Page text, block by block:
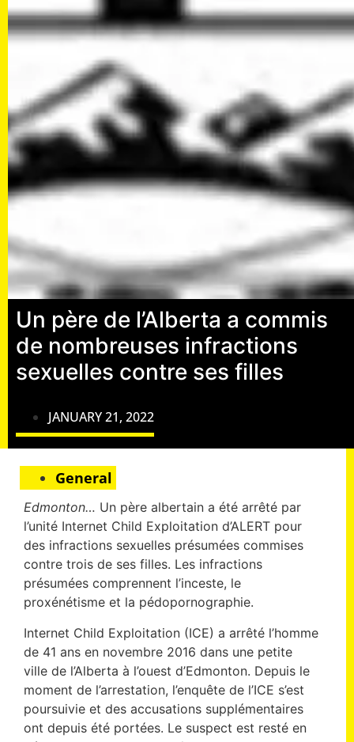
Un père de l’Alberta a commis
de nombreuses infractions
sexuelles contre ses filles
JANUARY 21, 2022
General
Edmonton… Un père albertain a été arrêté par
l’unité Internet Child Exploitation d’ALERT pour
des infractions sexuelles présumées commises
contre trois de ses filles. Les infractions
présumées comprennent l’inceste, le
proxénétisme et la pédopornographie.
Internet Child Exploitation (ICE) a arrêté l’homme
de 41 ans en novembre 2016 dans une petite
ville de l’Alberta à l’ouest d’Edmonton. Depuis le
moment de l’arrestation, l’enquête de l’ICE s’est
poursuivie et des accusations supplémentaires
ont depuis été portées. Le suspect est resté en